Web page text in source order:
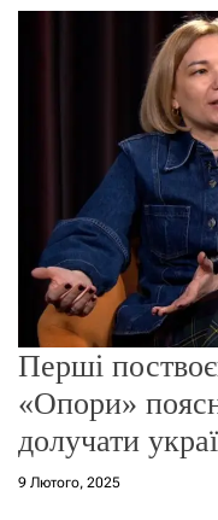
Перші
«Опори»
долучати
9 Лютого, 2025